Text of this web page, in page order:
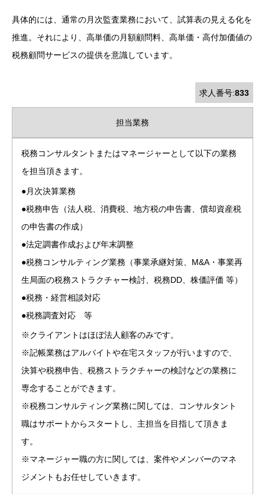
具体的には、通常の月次監査業務において、試算表の見える化を
推進。それにより、高単価の月額顧問料、高単価・高付加価値の
税務顧問サービスの提供を意識しています。
求人番号:833
担当業務
税務コンサルタントまたはマネージャーとして以下の業務
を担当頂きます。
●月次決算業務
●税務申告（法人税、消費税、地方税の申告書、償却資産税
の申告書の作成）
●法定調書作成および年末調整
●税務コンサルティング業務（事業承継対策、M&A・事業再
生局面の税務ストラクチャー検討、税務DD、株価評価 等）
●税務・経営相談対応
●税務調査対応 等
※クライアントはほぼ法人顧客のみです。
※記帳業務はアルバイトや在宅スタッフが行いますので、
決算や税務申告、税務ストラクチャーの検討などの業務に
専念することができます。
※税務コンサルティング業務に関しては、コンサルタント
職はサポートからスタートし、主担当を目指して頂きま
す。
※マネージャー職の方に関しては、案件やメンバーのマネ
ジメントもお任せしていきます。